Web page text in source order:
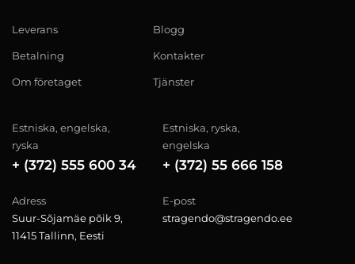
Leverans
Betalning
Om företaget
Blogg
Kontakter
Tjänster
Estniska, engelska,
ryska
+ (372) 555 600 34
Estniska, ryska,
engelska
+ (372) 55 666 158
Adress
Suur-Sõjamäe põik 9,
11415 Tallinn, Eesti
E-post
stragendo@stragendo.ee